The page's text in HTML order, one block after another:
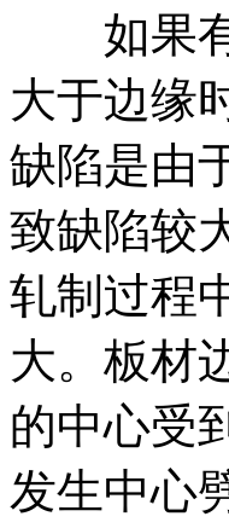
如果有
大于边缘
缺陷是由
致缺陷较
轧制过程
大。板材
的中心受
发生中心